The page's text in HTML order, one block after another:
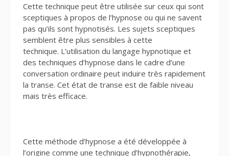
Cette technique peut être utilisée sur ceux qui sont
sceptiques à propos de l’hypnose ou qui ne savent
pas qu’ils sont hypnotisés. Les sujets sceptiques
semblent être plus sensibles à cette
technique. L’utilisation du langage hypnotique et
des techniques d’hypnose dans le cadre d’une
conversation ordinaire peut induire très rapidement
la transe. Cet état de transe est de faible niveau
mais très efficace.
Cette méthode d’hypnose a été développée à
l’origine comme une technique d’hypnothérapie,